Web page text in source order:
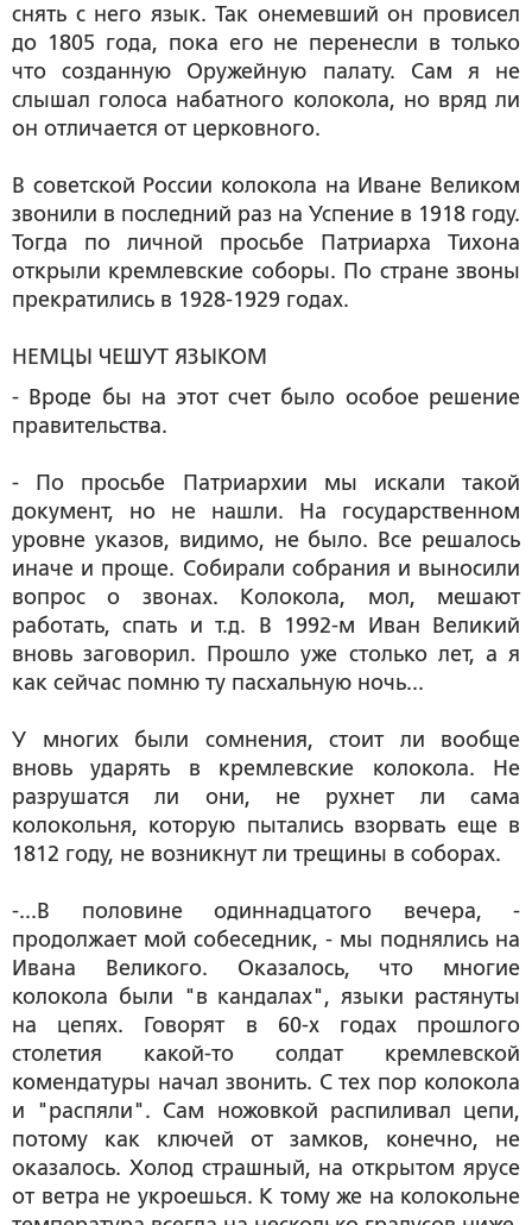
снять с него язык. Так онемевший он провисел
до 1805 года, пока его не перенесли в только
что созданную Оружейную палату. Сам я не
слышал голоса набатного колокола, но вряд ли
он отличается от церковного.
В советской России колокола на Иване Великом
звонили в последний раз на Успение в 1918 году.
Тогда по личной просьбе Патриарха Тихона
открыли кремлевские соборы. По стране звоны
прекратились в 1928-1929 годах.
НЕМЦЫ ЧЕШУТ ЯЗЫКОМ
- Вроде бы на этот счет было особое решение
правительства.
- По просьбе Патриархии мы искали такой
документ, но не нашли. На государственном
уровне указов, видимо, не было. Все решалось
иначе и проще. Собирали собрания и выносили
вопрос о звонах. Колокола, мол, мешают
работать, спать и т.д. В 1992-м Иван Великий
вновь заговорил. Прошло уже столько лет, а я
как сейчас помню ту пасхальную ночь...
У многих были сомнения, стоит ли вообще
вновь ударять в кремлевские колокола. Не
разрушатся ли они, не рухнет ли сама
колокольня, которую пытались взорвать еще в
1812 году, не возникнут ли трещины в соборах.
-...В половине одиннадцатого вечера, -
продолжает мой собеседник, - мы поднялись на
Ивана Великого. Оказалось, что многие
колокола были "в кандалах", языки растянуты
на цепях. Говорят в 60-х годах прошлого
столетия какой-то солдат кремлевской
комендатуры начал звонить. С тех пор колокола
и "распяли". Сам ножовкой распиливал цепи,
потому как ключей от замков, конечно, не
оказалось. Холод страшный, на открытом ярусе
от ветра не укроешься. К тому же на колокольне